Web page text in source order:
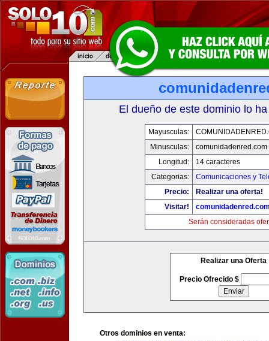
El dueño de este dominio lo
Mayusculas:
Minusculas:
comunidadenred.com
Longitud:
14 caracteres
Categorias:
Comunicaciones y
Precio:
Realizar una oferta!
Visitar!
Serán consideradas
Realizar una Oferta
Precio Ofrecido $
Otros dominios en venta: